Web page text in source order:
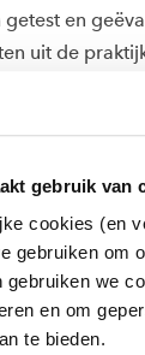
gebruik van
cookies (en
gebruiken om
gebruiken we
en om
te bieden.
en
uit de
(o.a.
boekje Diëtist
over Diëtist